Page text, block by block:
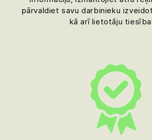
pārvaldiet savu darbinieku
kā arī lietotāju